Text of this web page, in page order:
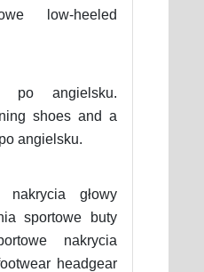
low-heeled
po angielsku.
shoes and a
angielsku.
nakrycia głowy
sportowe buty
nakrycia
headgear